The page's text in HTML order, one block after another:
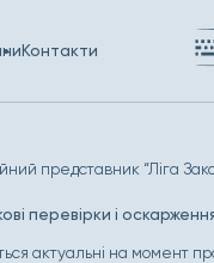
Контакти
представник “Ліга
перевірки і
актуальні на момент